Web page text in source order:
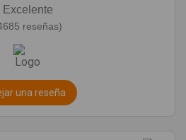
Excelente
reseñas)
una reseña